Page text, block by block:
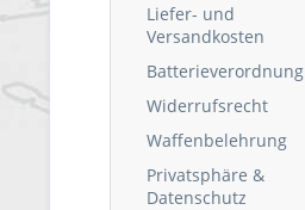
Liefer- und
Versandkosten
Batterieverordnung
Widerrufsrecht
Waffenbelehrung
Privatsphäre &
Datenschutz